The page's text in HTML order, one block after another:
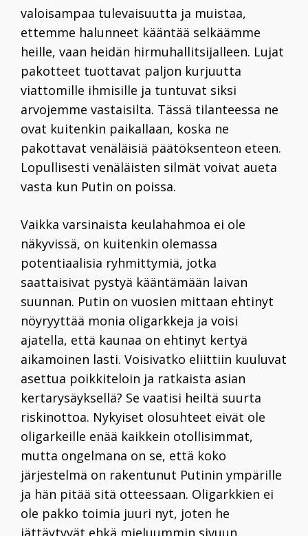
valoisampaa tulevaisuutta ja muistaa,
ettemme halunneet kääntää selkäämme
heille, vaan heidän hirmuhallitsijalleen. Lujat
pakotteet tuottavat paljon kurjuutta
viattomille ihmisille ja tuntuvat siksi
arvojemme vastaisilta. Tässä tilanteessa ne
ovat kuitenkin paikallaan, koska ne
pakottavat venäläisiä päätöksenteon eteen.
Lopullisesti venäläisten silmät voivat aueta
vasta kun Putin on poissa.
Vaikka varsinaista keulahahmoa ei ole
näkyvissä, on kuitenkin olemassa
potentiaalisia ryhmittymiä, jotka
saattaisivat pystyä kääntämään laivan
suunnan. Putin on vuosien mittaan ehtinyt
nöyryyttää monia oligarkkeja ja voisi
ajatella, että kaunaa on ehtinyt kertyä
aikamoinen lasti. Voisivatko eliittiin kuuluvat
asettua poikkiteloin ja ratkaista asian
kertarysäyksellä? Se vaatisi heiltä suurta
riskinottoa. Nykyiset olosuhteet eivät ole
oligarkeille enää kaikkein otollisimmat,
mutta ongelmana on se, että koko
järjestelmä on rakentunut Putinin ympärille
ja hän pitää sitä otteessaan. Oligarkkien ei
ole pakko toimia juuri nyt, joten he
jättäytyvät ehkä mieluummin sivuun